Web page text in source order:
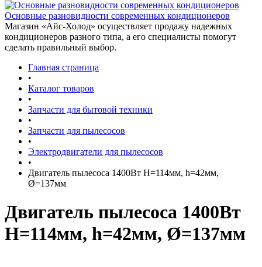
Основные разновидности современных кондиционеров
Магазин «Айс-Холод» осуществляет продажу надежных
кондиционеров разного типа, а его специалисты помогут
сделать правильный выбор.
Главная страница
•
Каталог товаров
•
Запчасти для бытовой техники
•
Запчасти для пылесосов
•
Электродвигатели для пылесосов
•
Двигатель пылесоса 1400Вт H=114мм, h=42мм,
Ø=137мм
Двигатель пылесоса 1400Вт
H=114мм, h=42мм, Ø=137мм